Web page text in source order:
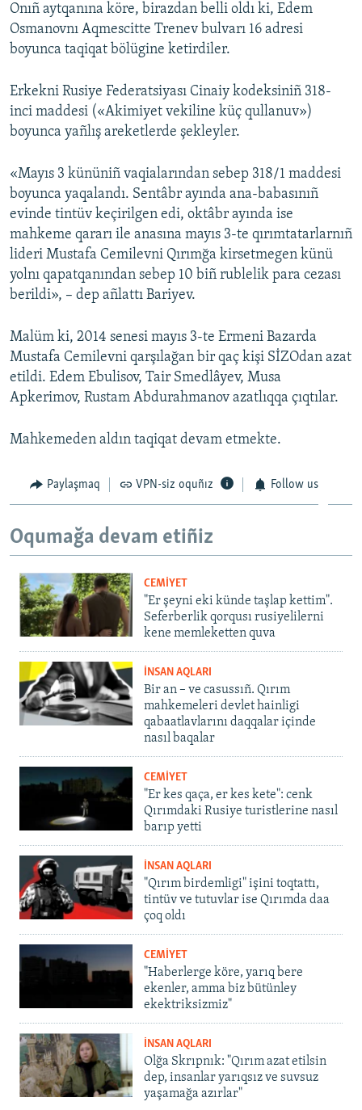
Onıñ aytqanına köre, birazdan belli oldı ki, Edem
Osmanovnı Aqmescitte Trenev bulvarı 16 adresi
boyunca taqiqat bölügine ketirdiler.
Erkekni Rusiye Federatsiyası Cinaiy kodeksiniñ 318-
inci maddesi («Akimiyet vekiline küç qullanuv»)
boyunca yañlış areketlerde şekleyler.
«Mayıs 3 kününiñ vaqialarından sebep 318/1 maddesi
boyunca yaqalandı. Sentâbr ayında ana-babasınıñ
evinde tintüv keçirilgen edi, oktâbr ayında ise
mahkeme qararı ile anasına mayıs 3-te qırımtatarlarnıñ
lideri Mustafa Cemilevni Qırımğa kirsetmegen künü
yolnı qapatqanından sebep 10 biñ rublelik para cezası
berildi», – dep añlattı Bariyev.
Malüm ki, 2014 senesi mayıs 3-te Ermeni Bazarda
Mustafa Cemilevni qarşılağan bir qaç kişi SİZOdan azat
etildi. Edem Ebulisov, Tair Smedlâyev, Musa
Apkerimov, Rustam Abdurahmanov azatlıqqa çıqtılar.
Mahkemeden aldın taqiqat devam etmekte.
Paylaşmaq VPN-siz oquñız Follow us
Oqumağa devam etiñiz
CEMİYET
"Er şeyni eki künde taşlap kettim".
Seferberlik qorqusı rusiyelilerni
kene memleketten quva
İNSAN AQLARI
Bir an – ve casussıñ. Qırım
mahkemeleri devlet hainligi
qabaatlavlarını daqqalar içinde
nasıl baqalar
CEMİYET
"Er kes qaça, er kes kete": cenk
Qırımdaki Rusiye turistlerine nasıl
barıp yetti
İNSAN AQLARI
"Qırım birdemligi" işini toqtattı,
tintüv ve tutuvlar ise Qırımda daa
çoq oldı
CEMİYET
"Haberlerge köre, yarıq bere
ekenler, amma biz bütünley
ekektriksizmiz"
İNSAN AQLARI
Olğa Skrıpnık: "Qırım azat etilsin
dep, insanlar yarıqsız ve suvsuz
yaşamağa azırlar"